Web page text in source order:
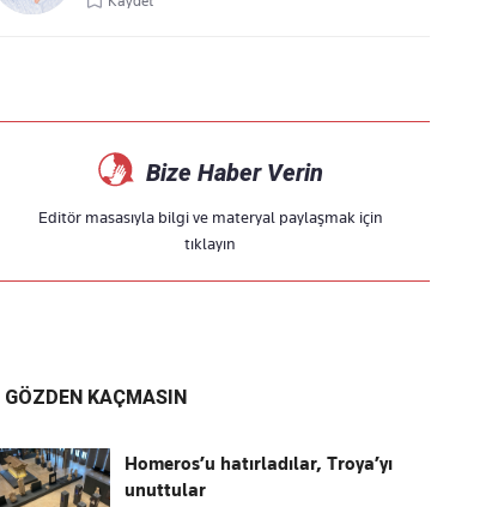
Bize Haber Verin
Editör masasıyla bilgi ve materyal paylaşmak için
tıklayın
GÖZDEN KAÇMASIN
Homeros’u hatırladılar, Troya’yı
unuttular